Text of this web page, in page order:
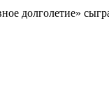
долголетие»